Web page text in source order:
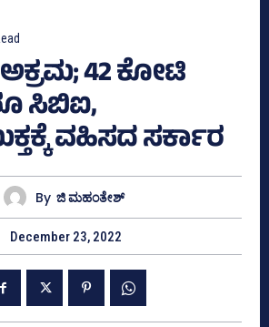
42 ಕೋಟಿ
ಸಿಬಿಐ,
ವಹಿಸದ ಸರ್ಕಾರ
By ಜಿ ಮಹಂತೇಶ್
December 23, 2022